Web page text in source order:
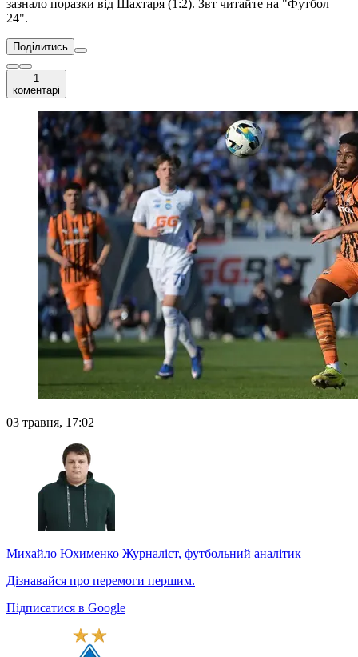
зазнало поразки від Шахтаря (1:2). Звт читайте на "Футбол
24".
Поділитись
1
коментарі
03 травня, 17:02
Михайло Юхименко Журналіст, футбольний аналітик
Дізнавайся про перемоги першим.
Підписатися в Google